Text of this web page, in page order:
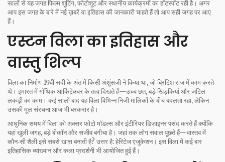
सालों से यह जगह फिल्म शूटिंग, फोटोशूट और स्थानीय कार्यक्रमों का हॉटस्पॉट रही है। अगर
आप इस जगह के बारे में नई ख़बरें या इतिहास की जानकारी चाहते हैं तो आप सही जगह पर आए
हैं।
एस्टन विला का इतिहास और
वास्तु शिल्प
विला का निर्माण 19वीं सदी के अंत में किसी अंशुंसजी ने किया था, जो ब्रिटिश राज में काम करते
थे। इमारत में गॉथिक आर्किटेक्चर के तत्व दिखते हैं—उच्च छत, बड़े खिड़कियां और जटिल
लकड़ी का काम। कई सालों बाद यह विला विभिन्न निजी मालिकों के बीच बदलता रहा, लेकिन
उसकी मूल संरचना आज भी बरकरार है।
आधुनिक समय में विला को अक्सर फोटो मॉडल्स और इंटीरियर डिज़ाइनर पसंद करते हैं क्योंकि
यहां खुली जगह, बड़े बीकॉन और सजीव बगीचा है। जहां तक लोग सवाल पूछते हैं—वास्तव में
कौन‑सी शैली इसे सबसे खास बनाती है? उत्तर है: हेरिटेज एजुकेशन। इस विला में कई बार
इतिहासिक व्याख्यान और कला प्रदर्शनी भी आयोजित हुई हैं।